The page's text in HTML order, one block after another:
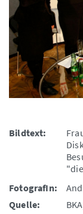
Bildtext:
FotografIn:
Quelle: